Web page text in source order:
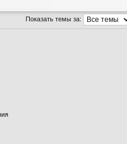
Показать темы за: